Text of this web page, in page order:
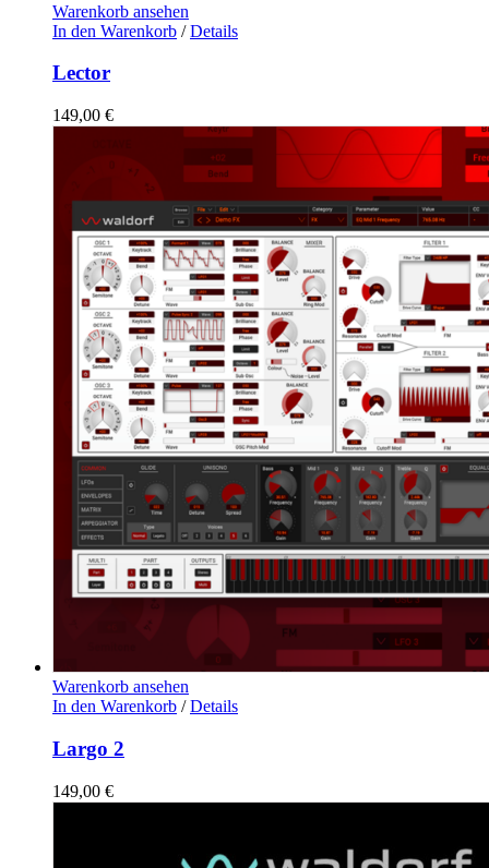
Warenkorb ansehen
In den Warenkorb / Details
Lector
149,00 €
Warenkorb ansehen
In den Warenkorb / Details
Largo 2
149,00 €